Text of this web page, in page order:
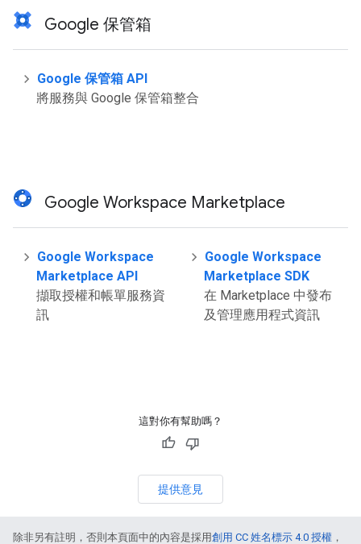
Google 保管箱
Google 保管箱 API
將服務與 Google 保管箱整合
Google Workspace Marketplace
Google Workspace
Marketplace API
擷取授權和帳單服務資
訊
Google Workspace
Marketplace SDK
在 Marketplace 中發布
及管理應用程式資訊
這對你有幫助嗎？
提供意見
除非另有註明，否則本頁面中的內容是採用創用 CC 姓名標示 4.0 授權 ，